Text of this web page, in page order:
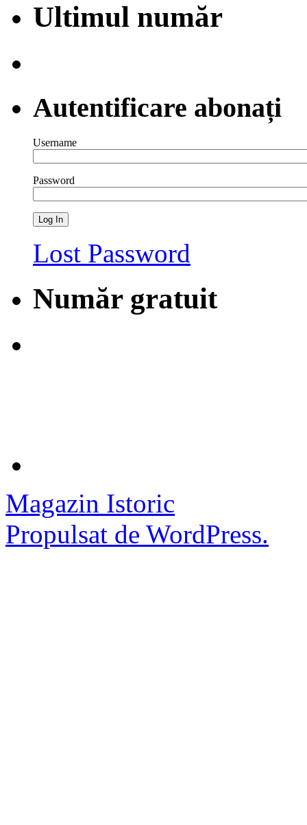
Ultimul număr
Autentificare abonați
Username
Password
Lost Password
Număr gratuit
Magazin Istoric
Propulsat de WordPress.